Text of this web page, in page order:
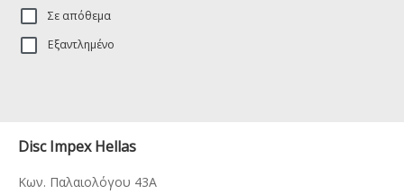
Σε απόθεμα
Εξαντλημένο
Disc Impex Hellas
Κων. Παλαιολόγου 43Α